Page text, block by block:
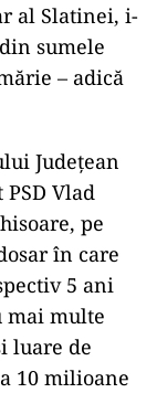
al Slatinei, i-
sumele
– adică
Județean
Vlad
pe
în care
5 ani
mai multe
luare de
10 milioane